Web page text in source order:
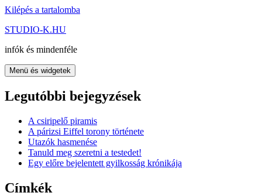
Kilépés a tartalomba
STUDIO-K.HU
infók és mindenféle
Menü és widgetek
Legutóbbi bejegyzések
A csiripelő piramis
A párizsi Eiffel torony története
Utazók hasmenése
Tanuld meg szeretni a testedet!
Egy előre bejelentett gyilkosság krónikája
Címkék